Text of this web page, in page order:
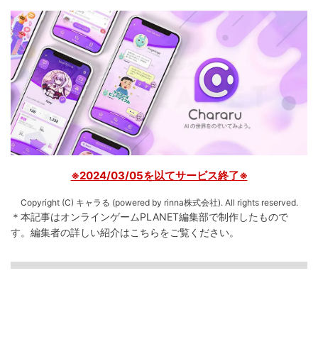
※2024/03/05を以てサービス終了※
Copyright (C) キャラる (powered by rinna株式会社). All rights reserved.
＊本記事はオンラインゲームPLANET編集部で制作したもので
す。 編集者の詳しい紹介はこちらをご覧ください。